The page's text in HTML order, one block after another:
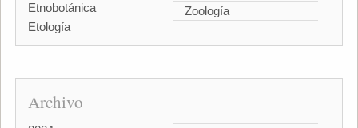
Etnobotánica
Etología
Zoología
Archivo